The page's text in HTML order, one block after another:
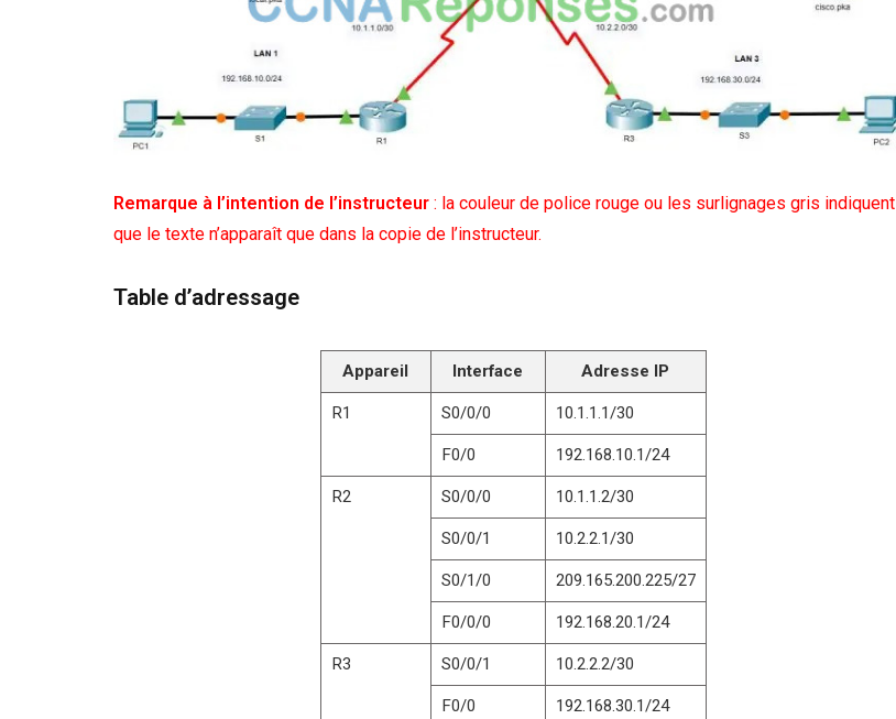
Remarque à l’intention de l’instructeur : la couleur de police rouge ou les surlignages gris indiquent
que le texte n’apparaît que dans la copie de l’instructeur.
Table d’adressage
Appareil Interface Adresse IP
R1 S0/0/0 10.1.1.1/30
F0/0 192.168.10.1/24
R2 S0/0/0 10.1.1.2/30
S0/0/1 10.2.2.1/30
S0/1/0 209.165.200.225/27
F0/0/0 192.168.20.1/24
R3 S0/0/1 10.2.2.2/30
F0/0 192.168.30.1/24